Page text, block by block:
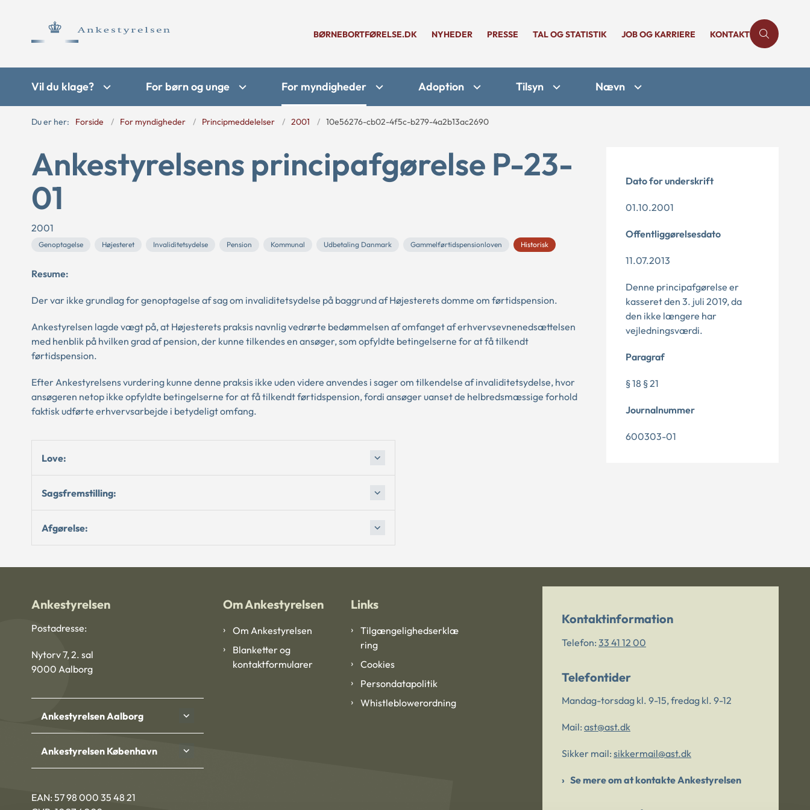
BØRNEBORTFØRELSE.DK NYHEDER PRESSE TAL OG STATISTIK JOB OG KARRIERE KONTAKT
Vil du klage? For børn og unge For myndigheder Adoption Tilsyn Nævn
Du er her: Forside For myndigheder Principmeddelelser 2001 10e56276-cb02-4f5c-b279-4a2b13ac2690
Ankestyrelsens principafgørelse P-23-
01
2001
Genoptagelse Højesteret Invaliditetsydelse Pension Kommunal Udbetaling Danmark Gammelførtidspensionloven Historisk
Resume:
Der var ikke grundlag for genoptagelse af sag om invaliditetsydelse på baggrund af Højesterets domme om førtidspension.
Ankestyrelsen lagde vægt på, at Højesterets praksis navnlig vedrørte bedømmelsen af omfanget af erhvervsevnenedsættelsen
med henblik på hvilken grad af pension, der kunne tilkendes en ansøger, som opfyldte betingelserne for at få tilkendt
førtidspension.
Efter Ankestyrelsens vurdering kunne denne praksis ikke uden videre anvendes i sager om tilkendelse af invaliditetsydelse, hvor
ansøgeren netop ikke opfyldte betingelserne for at få tilkendt førtidspension, fordi ansøger uanset de helbredsmæssige forhold
faktisk udførte erhvervsarbejde i betydeligt omfang.
Love:
Sagsfremstilling:
Afgørelse:
Dato for underskrift
01.10.2001
Offentliggørelsesdato
11.07.2013
Denne principafgørelse er
kasseret den 3. juli 2019, da
den ikke længere har
vejledningsværdi.
Paragraf
§ 18 § 21
Journalnummer
600303-01
Ankestyrelsen
Postadresse:
Nytorv 7, 2. sal
9000 Aalborg
Ankestyrelsen Aalborg
Ankestyrelsen København
EAN: 57 98 000 35 48 21
Om Ankestyrelsen
Om Ankestyrelsen
Blanketter og
kontaktformularer
Links
Tilgængelighedserklæ
ring
Cookies
Persondatapolitik
Whistleblowerordning
Kontaktinformation
Telefon: 33 41 12 00
Telefontider
Mandag-torsdag kl. 9-15, fredag kl. 9-12
Mail: ast@ast.dk
Sikker mail: sikkermail@ast.dk
Se mere om at kontakte Ankestyrelsen